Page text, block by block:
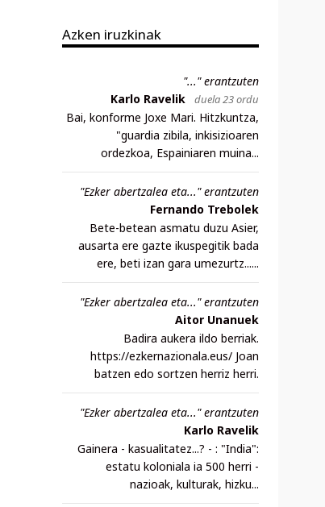
Azken iruzkinak
"..." erantzuten
Karlo Ravelik
duela 23 ordu
Bai, konforme Joxe Mari. Hitzkuntza,
"guardia zibila, inkisizioaren
ordezkoa, Espainiaren muina...
"Ezker abertzalea eta..." erantzuten
Fernando Trebolek
Bete-betean asmatu duzu Asier,
ausarta ere gazte ikuspegitik bada
ere, beti izan gara umezurtz......
"Ezker abertzalea eta..." erantzuten
Aitor Unanuek
Badira aukera ildo berriak.
https://ezkernazionala.eus/ Joan
batzen edo sortzen herriz herri.
"Ezker abertzalea eta..." erantzuten
Karlo Ravelik
Gainera - kasualitatez...? - : "India":
estatu koloniala ia 500 herri -
nazioak, kulturak, hizku...